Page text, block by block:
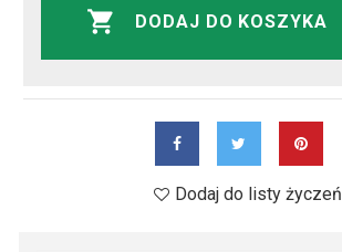
DODAJ DO KOSZYKA
Dodaj do listy życzeń